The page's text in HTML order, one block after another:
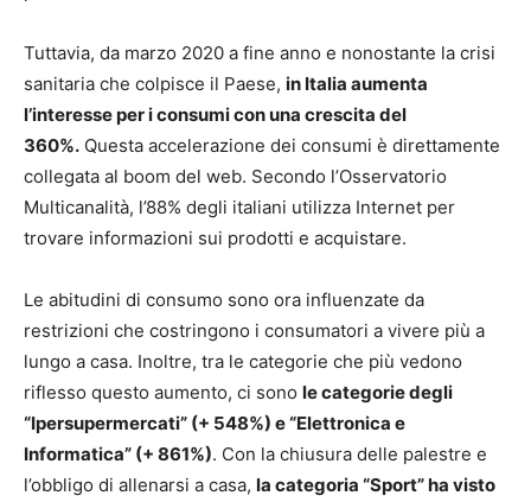
Tuttavia, da marzo 2020 a fine anno e nonostante la crisi
sanitaria che colpisce il Paese, in Italia aumenta
l’interesse per i consumi con una crescita del
360%. Questa accelerazione dei consumi è direttamente
collegata al boom del web. Secondo l’Osservatorio
Multicanalità, l’88% degli italiani utilizza Internet per
trovare informazioni sui prodotti e acquistare.
Le abitudini di consumo sono ora influenzate da
restrizioni che costringono i consumatori a vivere più a
lungo a casa. Inoltre, tra le categorie che più vedono
riflesso questo aumento, ci sono le categorie degli
“Ipersupermercati” (+ 548%) e “Elettronica e
Informatica” (+ 861%). Con la chiusura delle palestre e
l’obbligo di allenarsi a casa, la categoria “Sport” ha visto